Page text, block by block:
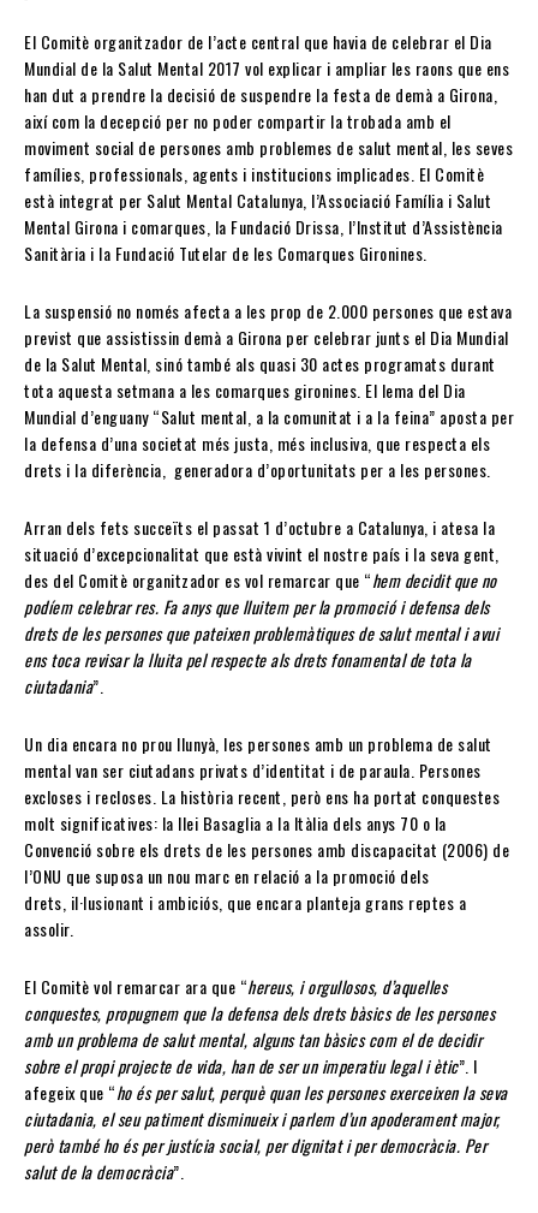
El Comitè organitzador de l’acte central que havia de celebrar el Dia
Mundial de la Salut Mental 2017 vol explicar i ampliar les raons que ens
han dut a prendre la decisió de suspendre la festa de demà a Girona,
així com la decepció per no poder compartir la trobada amb el
moviment social de persones amb problemes de salut mental, les seves
famílies, professionals, agents i institucions implicades. El Comitè
està integrat per Salut Mental Catalunya, l’Associació Família i Salut
Mental Girona i comarques, la Fundació Drissa, l’Institut d’Assistència
Sanitària i la Fundació Tutelar de les Comarques Gironines.
La suspensió no només afecta a les prop de 2.000 persones que estava
previst que assistissin demà a Girona per celebrar junts el Dia Mundial
de la Salut Mental, sinó també als quasi 30 actes programats durant
tota aquesta setmana a les comarques gironines. El lema del Dia
Mundial d’enguany “Salut mental, a la comunitat i a la feina” aposta per
la defensa d’una societat més justa, més inclusiva, que respecta els
drets i la diferència, generadora d’oportunitats per a les persones.
Arran dels fets succeïts el passat 1 d’octubre a Catalunya, i atesa la
situació d’excepcionalitat que està vivint el nostre país i la seva gent,
des del Comitè organitzador es vol remarcar que “hem decidit que no
podíem celebrar res. Fa anys que lluitem per la promoció i defensa dels
drets de les persones que pateixen problemàtiques de salut mental i avui
ens toca revisar la lluita pel respecte als drets fonamental de tota la
ciutadania”.
Un dia encara no prou llunyà, les persones amb un problema de salut
mental van ser ciutadans privats d’identitat i de paraula. Persones
excloses i recloses. La història recent, però ens ha portat conquestes
molt significatives: la llei Basaglia a la Itàlia dels anys 70 o la
Convenció sobre els drets de les persones amb discapacitat (2006) de
l’ONU que suposa un nou marc en relació a la promoció dels
drets, il·lusionant i ambiciós, que encara planteja grans reptes a
assolir.
El Comitè vol remarcar ara que “hereus, i orgullosos, d’aquelles
conquestes, propugnem que la defensa dels drets bàsics de les persones
amb un problema de salut mental, alguns tan bàsics com el de decidir
sobre el propi projecte de vida, han de ser un imperatiu legal i ètic”. I
afegeix que “ho és per salut, perquè quan les persones exerceixen la seva
ciutadania, el seu patiment disminueix i parlem d’un apoderament major,
però també ho és per justícia social, per dignitat i per democràcia. Per
salut de la democràcia”.